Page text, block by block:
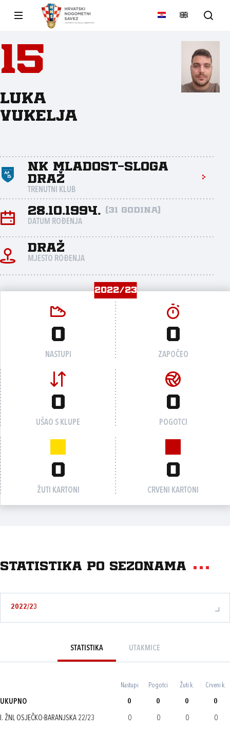
15
Luka
Vukelja
NK Mladost-Sloga
Draž
TRENUTNI KLUB
28.10.1994. (31 godina)
DATUM ROĐENJA
Draž
MJESTO ROĐENJA
2022/23
0
NASTUPI
0
ZAPOČEO
0
UŠAO S KLUPE
0
POGOTCI
0
ŽUTI KARTONI
0
CRVENI KARTONI
Statistika po sezonama
2022/23
STATISTIKA UTAKMICE
Nastupi Pogotci Žuti k. Crveni k.
UKUPNO 0 0 0 0
I. ŽNL OSJEČKO-BARANJSKA 22/23 0 0 0 0